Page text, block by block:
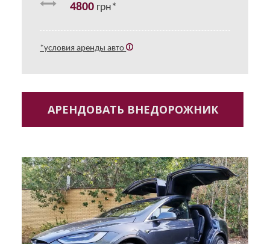
4800 грн*
*условия аренды авто
АРЕНДОВАТЬ ВНЕДОРОЖНИК